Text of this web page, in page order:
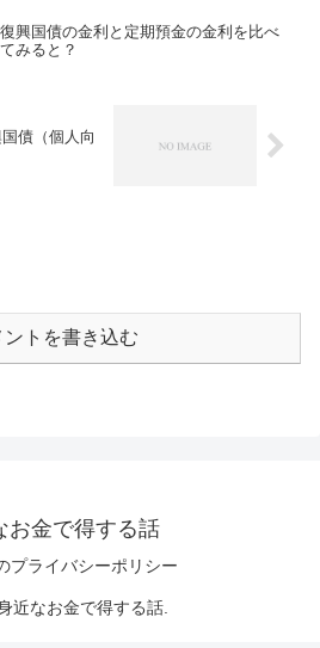
復興国債の金利と定期預金の金利を比べ
てみると？
債（個人向
ントを書き込む
お金で得する話
プライバシーポリシー
近なお金で得する話.